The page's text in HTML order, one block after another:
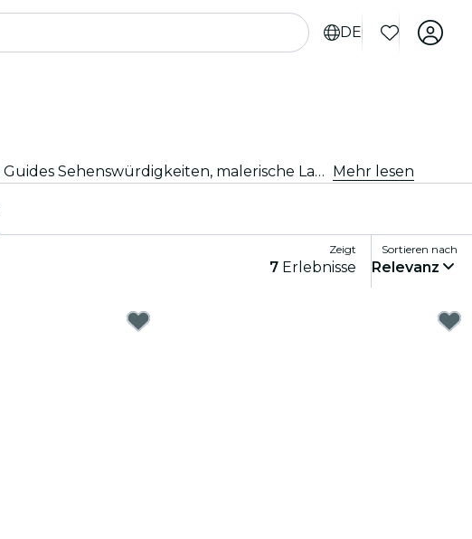
DE
Entdecke neue Abenteuer mit Tagesausflügen und Exkursionen ab Mailand. Erkunde mit erfahrenen Guides Sehenswürdigkeiten, malerische Landschaften und kulturelle Stätten in der Umgebung. Ein Tag voller Entdeckungen und Erlebnisse, perfekt für Reisende, die das Beste der Region kennenlernen möchten. Mehr lesen
Zeigt
7 Erlebnisse
Sortieren nach
Relevanz